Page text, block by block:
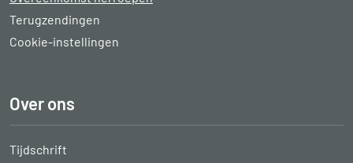
Terugzendingen
Cookie-instellingen
Over ons
Tijdschrift